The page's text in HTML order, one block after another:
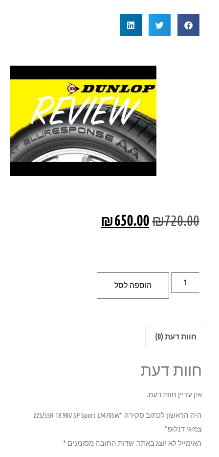
₪720.00
₪650.00
הוספה לסל
חוות דעת (0)
חוות דעת
אין עדיין חוות דעת.
היה הראשון לכתוב סקירה “225/55R 18 98V SP Sport LM705W
צמיגי דנלופ”
האימייל לא יוצג באתר.שדות החובה מסומנים*